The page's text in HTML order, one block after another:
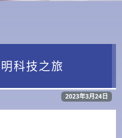
科技之旅
2023年3月24日